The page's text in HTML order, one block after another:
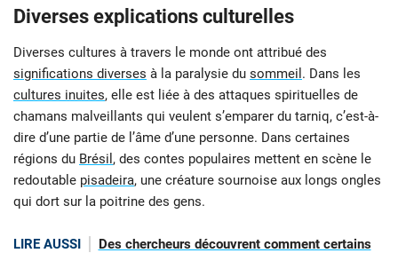
Diverses explications culturelles
Diverses cultures à travers le monde ont attribué des
significations diverses à la paralysie du sommeil . Dans les
cultures inuites, elle est liée à des attaques spirituelles de
chamans malveillants qui veulent s’emparer du tarniq, c’est-à-
dire d’une partie de l’âme d’une personne. Dans certaines
régions du Brésil , des contes populaires mettent en scène le
redoutable pisadeira, une créature sournoise aux longs ongles
qui dort sur la poitrine des gens.
LIRE AUSSI
Des chercheurs découvrent comment certains